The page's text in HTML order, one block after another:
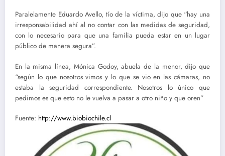
Paralelamente Eduardo Avello, tío de la víctima, dijo que “hay una
irresponsabilidad ahí al no contar con las medidas de seguridad,
con lo necesario para que una familia pueda estar en un lugar
público de manera segura”.
En la misma línea, Mónica Godoy, abuela de la menor, dijo que
“según lo que nosotros vimos y lo que se vio en las cámaras, no
estaba la seguridad correspondiente. Nosotros lo único que
pedimos es que esto no le vuelva a pasar a otro niño y que oren”
Fuente: http://www.biobiochile.cl